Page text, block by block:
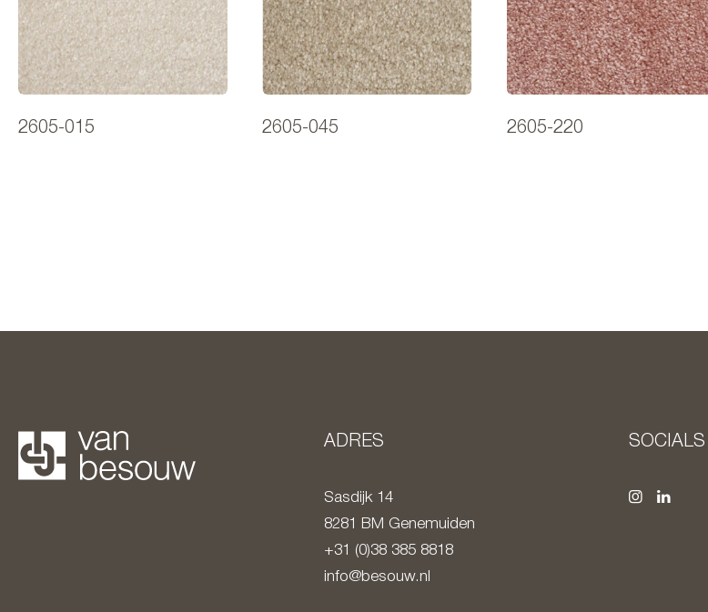
2605-015 2605-045 2605-220
ADRES
Sasdijk 14
8281 BM Genemuiden
+31 (0)38 385 8818
info@besouw.nl
SOCIALS